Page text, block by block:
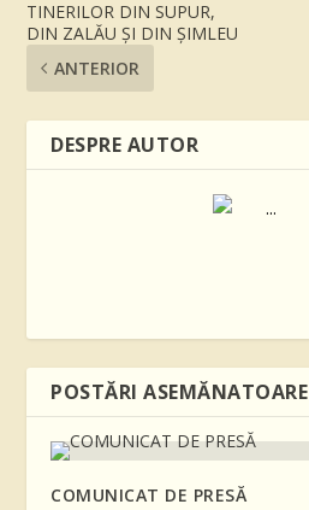
TINERILOR DIN SUPUR,
DIN ZALĂU ŞI DIN ŞIMLEU
ANTERIOR
DESPRE AUTOR
POSTĂRI ASEMĂNATOARE
COMUNICAT DE PRESĂ